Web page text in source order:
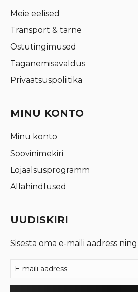
Meie eelised
Transport & tarne
Ostutingimused
Taganemisavaldus
Privaatsuspoliitika
MINU KONTO
Minu konto
Soovinimekiri
Lojaalsusprogramm
Allahindlused
UUDISKIRI
Sisesta oma e-maili aadress